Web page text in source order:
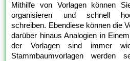
Mithilfe von Vorlagen können
organisieren und schnell
schreiben. Ebendiese können die
darüber hinaus Analogien in
der Vorlagen sind immer
Stammbaumvorlagen werden